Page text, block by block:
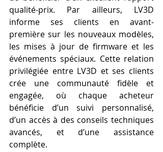
qualité-prix. Par ailleurs, LV3D
informe ses clients en avant-
première sur les nouveaux modèles,
les mises à jour de firmware et les
événements spéciaux. Cette relation
privilégiée entre LV3D et ses clients
crée une communauté fidèle et
engagée, où chaque acheteur
bénéficie d’un suivi personnalisé,
d’un accès à des conseils techniques
avancés, et d’une assistance
complète.